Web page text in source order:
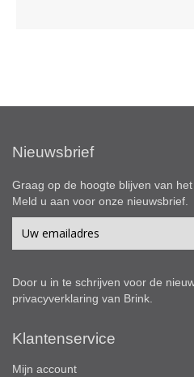
Nieuwsbrief
Graag op de hoogte blijven van
Meld u aan voor onze nieuwsbrief.
Door u in te schrijven voor de
privacyverklaring van Brink.
Klantenservice
Mijn account